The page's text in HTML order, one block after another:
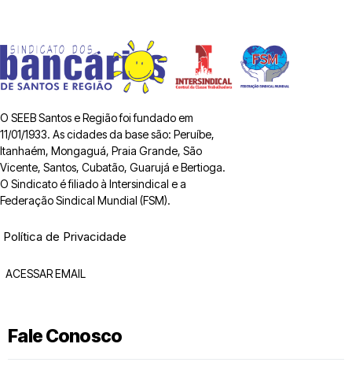
O SEEB Santos e Região foi fundado em
11/01/1933. As cidades da base são: Peruíbe,
Itanhaém, Mongaguá, Praia Grande, São
Vicente, Santos, Cubatão, Guarujá e Bertioga.
O Sindicato é filiado à Intersindical e a
Federação Sindical Mundial (FSM).
Política de Privacidade
ACESSAR EMAIL
Fale Conosco